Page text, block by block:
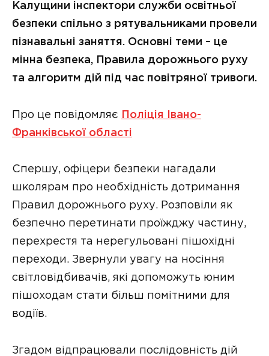
Калущини інспектори служби освітньої
безпеки спільно з рятувальниками провели
пізнавальні заняття. Основні теми – це
мінна безпека, Правила дорожнього руху
та алгоритм дій під час повітряної тривоги.
Про це повідомляє
Поліція Івано-
Франківської області
Спершу, офіцери безпеки нагадали
школярам про необхідність дотримання
Правил дорожнього руху. Розповіли як
безпечно перетинати проїжджу частину,
перехрестя та нерегульовані пішохідні
переходи. Звернули увагу на носіння
світловідбивачів, які допоможуть юним
пішоходам стати більш помітними для
водіїв.
Згадом відпрацювали послідовність дій